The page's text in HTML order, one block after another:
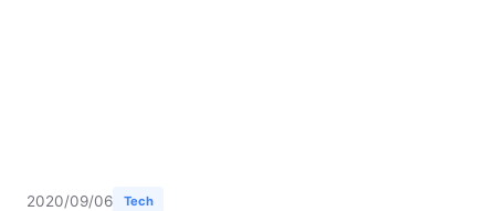
2020/09/06 Tech